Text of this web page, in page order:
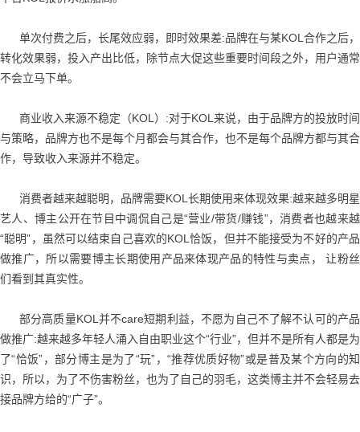
单次付费之后，长尾效应弱，即时效果差:品牌在与某KOL合作之后，
转化效果弱，投入产出比低，除节点大促这些重要时间段之外，用户通常
不会立马下单。
商业收入来源不稳定（KOL）:对于KOL来说，由于品牌方的投放时间
与策略，品牌方也不是每个月都会与其合作，也不是每个品牌方都与其合
作，导致收入来源并不稳定。
消费者越来越聪明，品牌需要KOL长期使用来体现效果:越来越多明星
艺人、博主公开在节目中调侃自己是“营业/带货/赚钱”，消费者也越来越
“聪明”，虽然可以结束自己喜欢的KOL恰饭，但并不能接受为不好的产品
做推广，所以需要博主长期使用产品来体现产品的特性与卖点， 让粉丝
们看到其真实性。
部分高质量KOL并不care短期利益，不愿为自己不了解不认可的产品
做推广:越来越多年轻人涌入自由职业这个“行业”，但并不是所有人都是为
了“恰饭”，部分博主是为了“玩”，“推荐优质好物”或是普及某个方向的知
识，所以，为了不伤害粉丝，也为了自己的羽毛，这类博主并不会轻易去
接品牌方给的“广子”。